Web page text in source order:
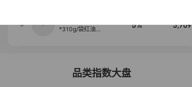
5
*310g/袋红油麻
5% 3,709
品类指数大盘